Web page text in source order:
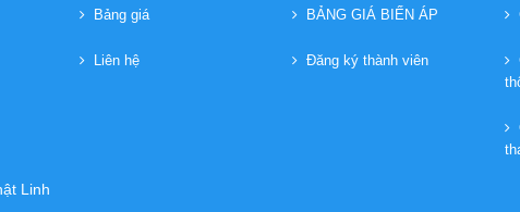
Bảng giá
Liên hệ
BẢNG GIÁ BIẾN ÁP
Đăng ký thành viên
Linh